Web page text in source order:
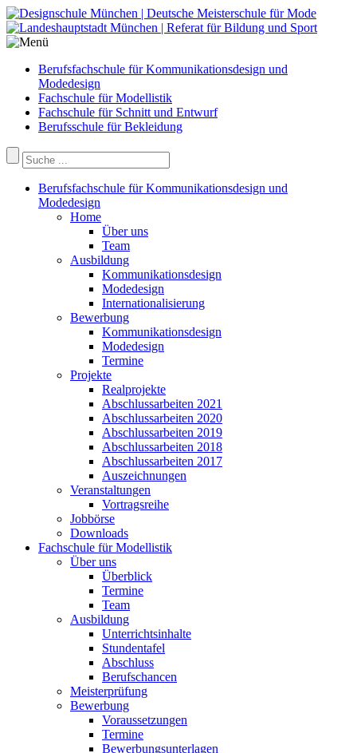
Berufsfachschule für Kommunikationsdesign und
Modedesign
Fachschule für Modellistik
Fachschule für Schnitt und Entwurf
Berufsschule für Bekleidung
Berufsfachschule für Kommunikationsdesign und
Modedesign
Home
Über uns
Team
Ausbildung
Kommunikationsdesign
Modedesign
Internationalisierung
Bewerbung
Kommunikationsdesign
Modedesign
Termine
Projekte
Realprojekte
Abschlussarbeiten 2021
Abschlussarbeiten 2020
Abschlussarbeiten 2019
Abschlussarbeiten 2018
Abschlussarbeiten 2017
Auszeichnungen
Veranstaltungen
Vortragsreihe
Jobbörse
Downloads
Fachschule für Modellistik
Über uns
Überblick
Termine
Team
Ausbildung
Unterrichtsinhalte
Stundentafel
Abschluss
Berufschancen
Meisterprüfung
Bewerbung
Voraussetzungen
Termine
Bewerbungsunterlagen